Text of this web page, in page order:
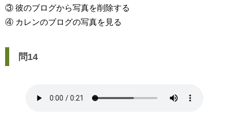
③ 彼のブログから写真を削除する
④ カレンのブログの写真を見る
問14